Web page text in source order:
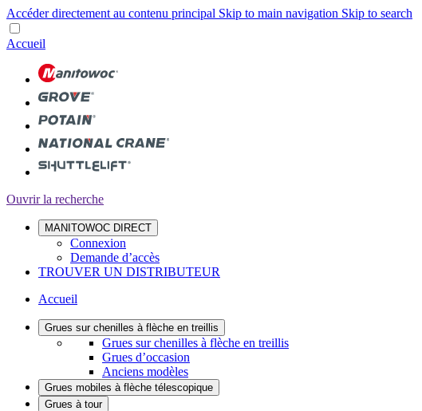
Accéder directement au contenu principal Skip to main navigation Skip to search
Accueil
Ouvrir la recherche
MANITOWOC DIRECT
Connexion
Demande d’accès
TROUVER UN DISTRIBUTEUR
Accueil
Grues sur chenilles à flèche en treillis
Grues sur chenilles à flèche en treillis
Grues d’occasion
Anciens modèles
Grues mobiles à flèche télescopique
Grues à tour